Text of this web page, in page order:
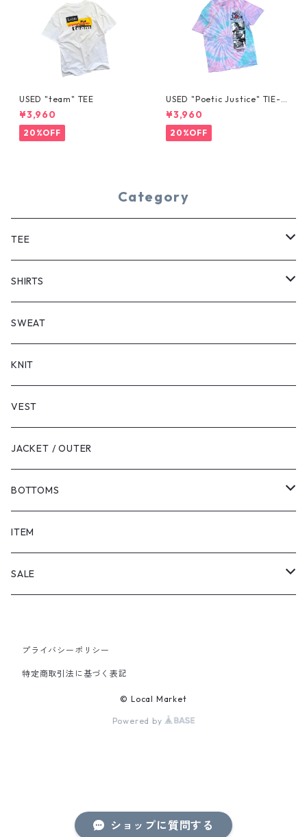
ショップに質問する
USED "team" TEE
¥3,960
20%OFF
USED "Poetic Justice" TIE-D
YE TEE
¥3,960
20%OFF
Category
TEE
SHORT SLEEVE
LONG SLEEVE
SHIRTS
SHORT SLEEVE
LONG SLEEVE
SWEAT
KNIT
VEST
JACKET / OUTER
BOTTOMS
SHORTS
PANTS
ITEM
SALE
PANTS
プライバシーポリシー
特定商取引法に基づく表記
© Local Market
Powered by